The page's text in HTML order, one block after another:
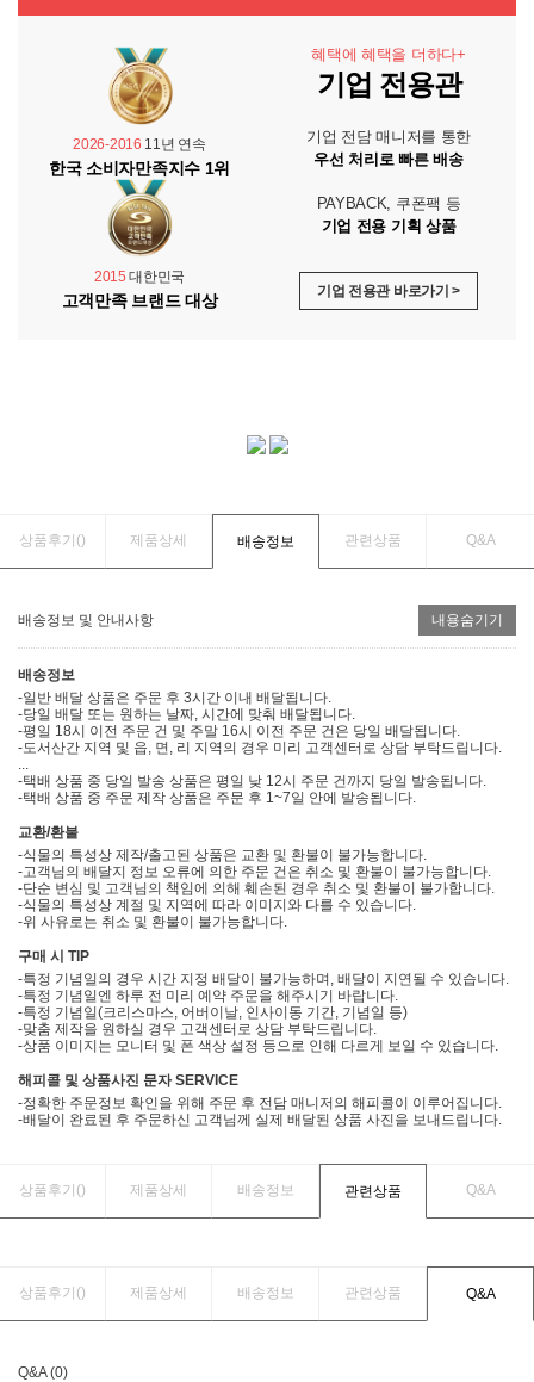
2026-2016 11년 연속
한국 소비자만족지수 1위
2015 대한민국
고객만족 브랜드 대상
혜택에 혜택을 더하다+
기업 전용관
기업 전담 매니저를 통한
우선 처리로 빠른 배송
PAYBACK, 쿠폰팩 등
기업 전용 기획 상품
기업 전용관 바로가기 >
상품후기() 제품상세 배송정보 관련상품 Q&A
배송정보 및 안내사항 내용숨기기
배송정보
-일반 배달 상품은 주문 후 3시간 이내 배달됩니다.
-당일 배달 또는 원하는 날짜, 시간에 맞춰 배달됩니다.
-평일 18시 이전 주문 건 및 주말 16시 이전 주문 건은 당일 배달됩니다.
-도서산간 지역 및 읍, 면, 리 지역의 경우 미리 고객센터로 상담 부탁드립니다.
-택배 상품 중 당일 발송 상품은 평일 낮 12시 주문 건까지 당일 발송됩니다.
-택배 상품 중 주문 제작 상품은 주문 후 1~7일 안에 발송됩니다.
교환/환불
-식물의 특성상 제작/출고된 상품은 교환 및 환불이 불가능합니다.
-고객님의 배달지 정보 오류에 의한 주문 건은 취소 및 환불이 불가능합니다.
-단순 변심 및 고객님의 책임에 의해 훼손된 경우 취소 및 환불이 불가합니다.
-식물의 특성상 계절 및 지역에 따라 이미지와 다를 수 있습니다.
-위 사유로는 취소 및 환불이 불가능합니다.
구매 시 TIP
-특정 기념일의 경우 시간 지정 배달이 불가능하며, 배달이 지연될 수 있습니다.
-특정 기념일엔 하루 전 미리 예약 주문을 해주시기 바랍니다.
-특정 기념일(크리스마스, 어버이날, 인사이동 기간, 기념일 등)
-맞춤 제작을 원하실 경우 고객센터로 상담 부탁드립니다.
-상품 이미지는 모니터 및 폰 색상 설정 등으로 인해 다르게 보일 수 있습니다.
해피콜 및 상품사진 문자 SERVICE
-정확한 주문정보 확인을 위해 주문 후 전담 매니저의 해피콜이 이루어집니다.
-배달이 완료된 후 주문하신 고객님께 실제 배달된 상품 사진을 보내드립니다.
상품후기() 제품상세 배송정보 관련상품 Q&A
상품후기() 제품상세 배송정보 관련상품 Q&A
Q&A (0)